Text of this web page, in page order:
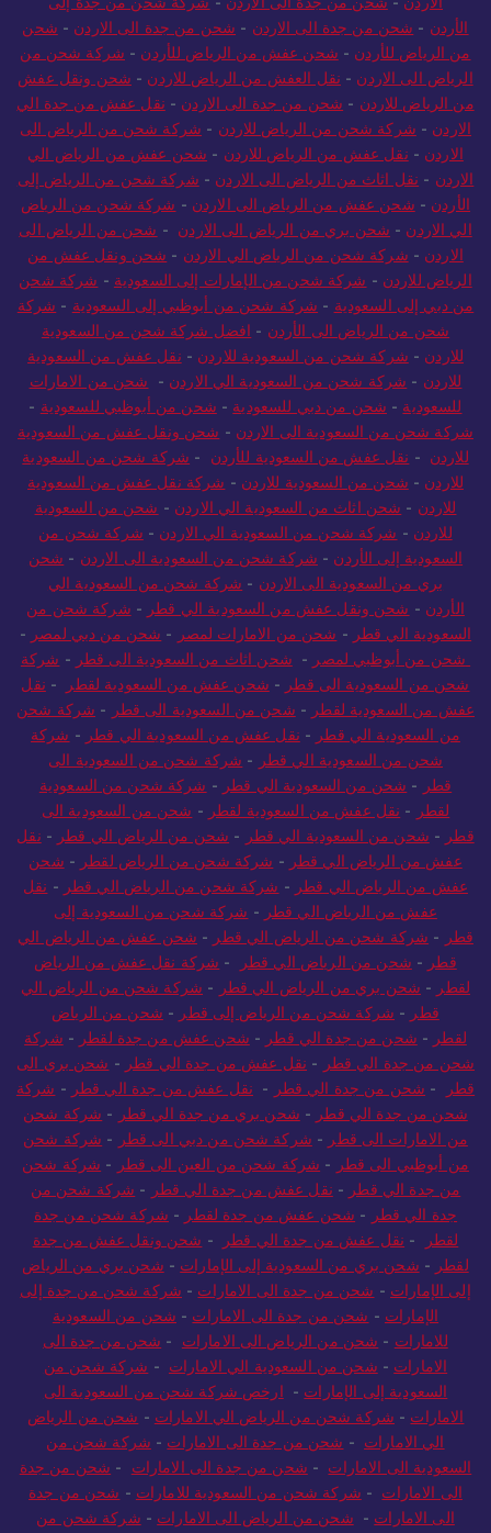
الاردن -شحن من جدة الى الاردن -شركة شحن من جدة إلى
الأردن -شحن من جدة الى الاردن شحن من جدة الى الاردن -شحن
من الرياض للأردن -شحن عفش من الرياض للأردن
شركة شحن من
الرياض الى الاردن -نقل العفش من الرياض للاردن
شحن ونقل عفش
من الرياض للاردن
شحن من جدة الى الاردن -نقل عفش من جدة الي
الاردن -شركة شحن من الرياض للاردن
شركة شحن من الرياض الى
الاردن -نقل عفش من الرياض للاردن
شحن عفش من الرياض الي
الاردن -نقل اثاث من الرياض الى الاردن -شركة شحن من الرياض إلى
الأردن -شحن عفش من الرياض الى الاردن -شركة شحن من الرياض
الي الاردن
شحن بري من الرياض الى الاردن -شحن من الرياض الى
الاردن -شركة شحن من الرياض الي الاردن -شحن ونقل عفش من
الرياض للاردن -شركة شحن من الإمارات إلى السعودية -شركة شحن
من دبي إلى السعودية- شركة شحن من أبوظبي إلى السعودية-شركة
شحن من الرياض الى الأردن -افضل شركة شحن من السعودية
للاردن -شركة شحن من السعودية للاردن -نقل عفش من السعودية
للاردن -شركة شحن من السعودية الي الاردن -شحن من الامارات
للسعودية-شحن من دبي للسعودية-شحن من أبوظبي للسعودية-
شركة شحن من السعودية الى الاردن -شحن ونقل عفش من السعودية
للاردن -نقل عفش من السعودية للأردن
شركة شحن من السعودية
للاردن -شحن من السعودية للاردن -شركة نقل عفش من السعودية
للاردن -شحن اثاث من السعودية الي الاردن -شحن من السعودية
للاردن -شركة شحن من السعودية الي الاردن -شركة شحن من
السعودية إلى الأردن -شركة شحن من السعودية الى الاردن -شحن
بري من السعودية الى الاردن -شركة شحن من السعودية الي
الأردن -شحن ونقل عفش من السعودية الي قطر-شركة شحن من
السعودية الي قطر-شحن من الامارات لمصر-شحن من دبي لمصر-
شحن من أبوظبي لمصر-شحن اثاث من السعودية الى قطر-شركة
شحن من السعودية الى قطر-شحن عفش من السعودية لقطر-نقل
عفش من السعودية لقطر-شحن من السعودية الى قطر- شركة شحن
من السعودية الي قطر-نقل عفش من السعودية الي قطر-شركة
شحن من السعودية الي قطر-شركة شحن من السعودية الى
قطر-شحن من السعودية الي قطر-شركة شحن من السعودية
لقطر-نقل عفش من السعودية لقطر-شحن من السعودية الى
قطر-شحن من السعودية الي قطر- شحن من الرياض الي قطر-نقل
عفش من الرياض الي قطر-شركة شحن من الرياض لقطر-شحن
عفش من الرياض الي قطر-شركة شحن من الرياض الي قطر-نقل
عفش من الرياض الي قطر-شركة شحن من السعودية إلى
قطر- شركة شحن من الرياض الي قطر-شحن عفش من الرياض الي
قطر-شحن من الرياض الي قطر-شركة نقل عفش من الرياض
لقطر- شحن بري من الرياض الي قطر- شركة شحن من الرياض الي
قطر- شركة شحن من الرياض إلى قطر-شحن من الرياض
لقطر-شحن من جدة الي قطر-شحن عفش من جدة لقطر-شركة
شحن من جدة الي قطر- نقل عفش من جدة الي قطر-شحن بري الى
قطر- شحن من جدة الي قطر-نقل عفش من جدة الي قطر-شركة
شحن من جدة الي قطر-شحن بري من جدة الي قطر-شركة شحن
من الامارات الى قطر-شركة شحن من دبي الى قطر-شركة شحن
من أبوظبي الى قطر- شركة شحن من العين الى قطر- شركة شحن
من جدة الي قطر-نقل عفش من جدة الي قطر-شركة شحن من
جدة الي قطر- شحن عفش من جدة لقطر- شركة شحن من جدة
لقطر- نقل عفش من جدة الي قطر-شحن ونقل عفش من جدة
لقطر-شحن بري من السعودية إلى الإمارات-شحن بري من الرياض
إلى الإمارات -شحن من جدة الى الامارات- شركة شحن من جدة إلى
الإمارات -شحن من جدة الى الامارات- شحن من السعودية
للامارات-شحن من الرياض الى الامارات-شحن من جدة الى
الامارات-شحن من السعودية الي الامارات -شركة شحن من
السعودية إلى الإمارات-ارخص شركة شحن من السعودية الى
الامارات- شركة شحن من الرياض الي الامارات-شحن من الرياض
الي الامارات-شحن من جدة الى الامارات-شركة شحن من
السعودية الى الامارات-شحن من جدة الى الامارات- شحن من جدة
الى الامارات-شركة شحن من السعودية للامارات -شحن من جدة
الى الامارات-شحن من الرياض الى الامارات-شركة شحن من